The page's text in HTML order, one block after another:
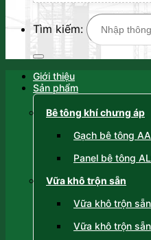
Tìm kiếm:
Giới thiệu
Sản phẩm
Bê tông khí chưng áp
Gạch bê tông
Panel bê tông
Vữa khô trộn sẵn
Vữa khô trộn
Vữa khô trộn